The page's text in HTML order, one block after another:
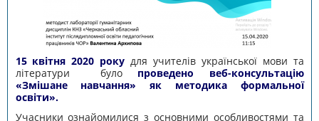
15 квітня 2020 року для учителів української мови та
літератури було проведено веб-консультацію
«Змішане навчання» як методика формальної
освіти».
Учасники ознайомилися з основними особливостями та